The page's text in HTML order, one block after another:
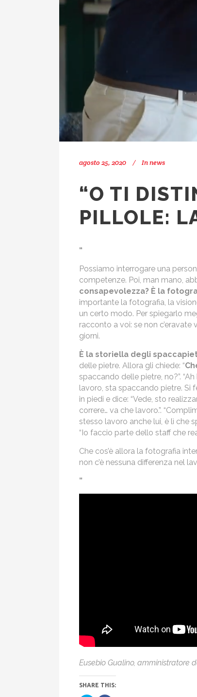
agosto 25, 2020 Innews
“O TI
PILLOLE:
“
Possiamo interrogare una
competenze. Poi, man mano,
consapevolezza? È la
importante la fotografia, la
un certo modo. Per spiegarlo
racconto a voi: se non
giorni.
È la storiella degli
delle pietre. Allora gli chiede: “
spaccando delle pietre, no?”.
lavoro, sta spaccando pietre. Si
in piedi e dice: “Vede, sto
correre… va che lavoro.”.
stesso lavoro anche lui, è lì che
“Io faccio parte dello staff che
Che cos’è allora la fotografia
non c’è nessuna differenza nel
”
Eusebio Gualino, amministratore
SHARE THIS: